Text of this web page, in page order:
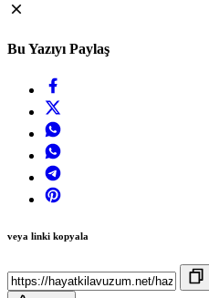
Bu Yazıyı Paylaş
veya linki kopyala